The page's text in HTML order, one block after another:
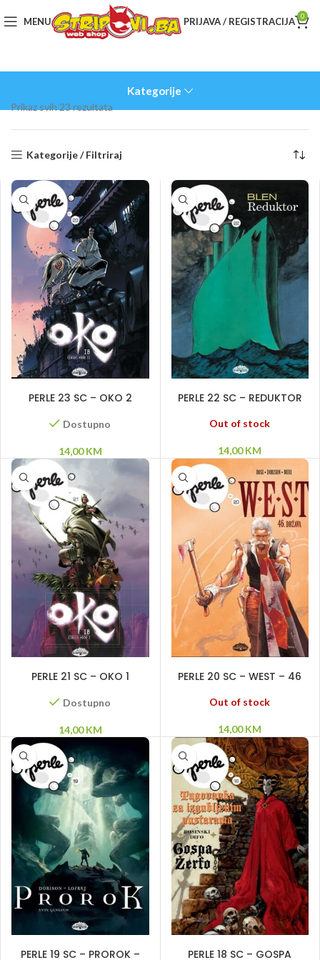
MENU PRIJAVA / REGISTRACIJA 0
Kategorije
Prikaz svih 23 rezultata
Kategorije / Filtriraj
PERLE 23 SC – OKO 2
Dostupno
14,00KM
PERLE 22 SC – REDUKTOR
Out of stock
14,00KM
PERLE 21 SC – OKO 1
Dostupno
14,00KM
PERLE 20 SC – WEST – 46
Out of stock
14,00KM
PERLE 19 SC – PROROK –
PERLE 18 SC – GOSPA